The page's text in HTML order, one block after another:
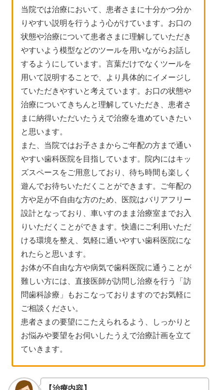
当院では治療において、患者さまに十分かつ分か
りやすい説明を行うよう心がけています。お口の
状態や治療について患者さまに理解していただき
やすいよう模型などのツールを用いながらお話し
するようにしています。言葉だけでなくツールを
用いて説明することで、より具体的にイメージし
ていただきやすいと考えています。お口の状態や
治療についてきちんと理解していただき、患者さ
まに納得いただいたうえで治療を進めていきたい
と思います。
また、当院ではお子さまからご年配の方まで通い
やすい歯科医院を目指しています。院内にはキッ
ズスペースをご用意しており、待ち時間も楽しく
遊んでお待ちいただくことができます。ご年配の
方や足が不自由な方のため、医院はバリアフリー
設計となっており、車いすのまま治療室までお入
りいただくことができます。快適にご利用いただ
ける環境を整え、気軽に通いやすい歯科医院にな
れたらと思います。
お体が不自由な方や病気で歯科医院に通うことが
難しい方には、直接医師が訪問し治療を行う「訪
問歯科診療」もおこなっておりますのでお気軽に
ご相談ください。
患者さまの要望にこたえられるよう、しっかりと
お悩みや要望をお伺いしたうえで治療計画を立て
ていきます。